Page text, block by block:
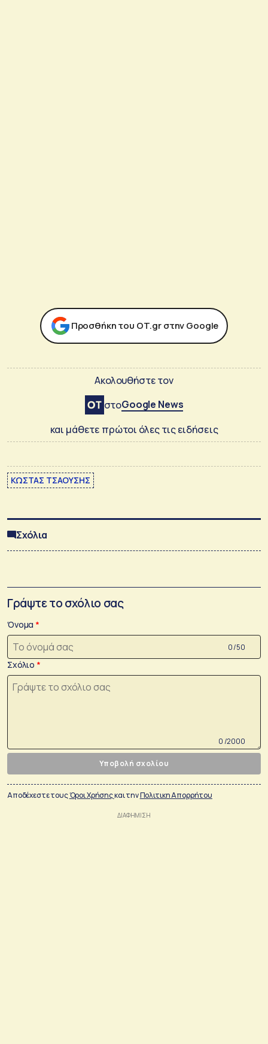
Προσθήκη του ΟΤ.gr στην Google
Ακολουθήστε τον
στοGoogle News
και μάθετε πρώτοι όλες τις ειδήσεις
ΚΩΣΤΑΣ ΤΣΑΟΥΣΗΣ
Σχόλια
Γράψτε το σχόλιο σας
Όνομα
0 /50
Σχόλιο
0 /2000
Υποβολή σχολίου
Αποδέχεστε τουςΌροι Χρήσηςκαι τηνΠολιτικη Απορρήτου